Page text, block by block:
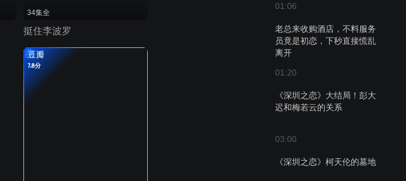
01:06
老总来收购酒店，不料服务
员竟是初恋，下秒直接慌乱
离开
01:20
《深圳之恋》大结局！彭大
迟和梅若云的关系
03:00
《深圳之恋》柯天伦的墓地
34集全
挺住李波罗
豆瓣
7.8分